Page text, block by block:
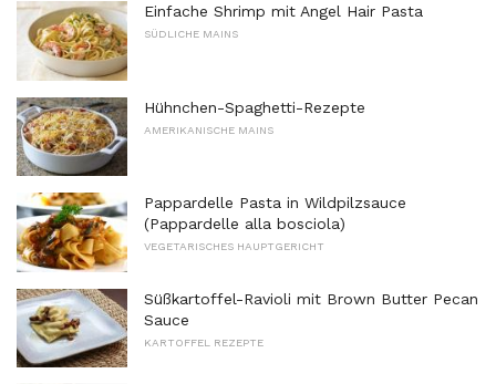
Einfache Shrimp mit Angel Hair Pasta
SÜDLICHE MAINS
Hühnchen-Spaghetti-Rezepte
AMERIKANISCHE MAINS
Pappardelle Pasta in Wildpilzsauce
(Pappardelle alla bosciola)
VEGETARISCHES HAUPTGERICHT
Süßkartoffel-Ravioli mit Brown Butter Pecan
Sauce
KARTOFFEL REZEPTE